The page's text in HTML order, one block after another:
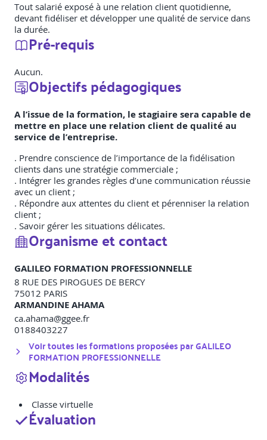
Tout salarié exposé à une relation client quotidienne,
devant fidéliser et développer une qualité de service dans
la durée.
Pré-requis
Aucun.
Objectifs pédagogiques
A l’issue de la formation, le stagiaire sera capable de
mettre en place une relation client de qualité au
service de l’entreprise.
. Prendre conscience de l’importance de la fidélisation
clients dans une stratégie commerciale ;
. Intégrer les grandes règles d’une communication réussie
avec un client ;
. Répondre aux attentes du client et pérenniser la relation
client ;
. Savoir gérer les situations délicates.
Organisme et contact
GALILEO FORMATION PROFESSIONNELLE
8 RUE DES PIROGUES DE BERCY
75012 PARIS
ARMANDINE AHAMA
ca.ahama@ggee.fr
0188403227
Voir toutes les formations proposées parGALILEO
FORMATION PROFESSIONNELLE
Modalités
Classe virtuelle
Évaluation